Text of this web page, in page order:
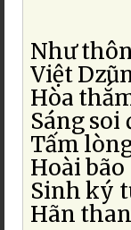
Như
Việt
Hòa
Sáng soi
Tấm
Hoài
Sinh ký
Hãn